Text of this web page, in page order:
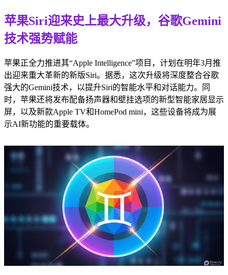
苹果Siri迎来史上最大升级，谷歌Gemini
技术强势赋能
苹果正全力推进其“Apple Intelligence”项目，计划在明年3月推
出迎来重大革新的新版Siri。据悉，这次升级将深度整合谷歌
强大的Gemini技术，以提升Siri的智能水平和对话能力。同
时，苹果还将发布配备扬声器和壁挂选项的新型智能家居显示
屏，以及新款Apple TV和HomePod mini，这些设备将成为展
示AI新功能的重要载体。